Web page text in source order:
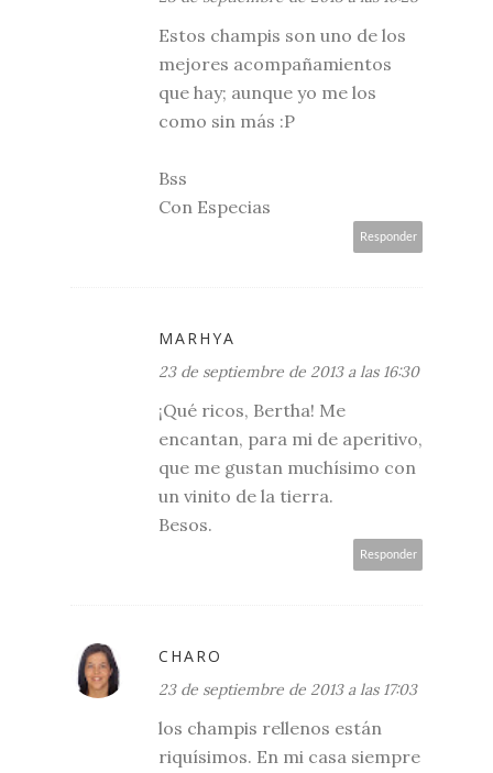
Estos champis son uno de los
mejores acompañamientos
que hay; aunque yo me los
como sin más :P
Bss
Con Especias
Responder
MARHYA
23 de septiembre de 2013 a las 16:30
¡Qué ricos, Bertha! Me
encantan, para mi de aperitivo,
que me gustan muchísimo con
un vinito de la tierra.
Besos.
Responder
CHARO
23 de septiembre de 2013 a las 17:03
los champis rellenos están
riquísimos. En mi casa siempre